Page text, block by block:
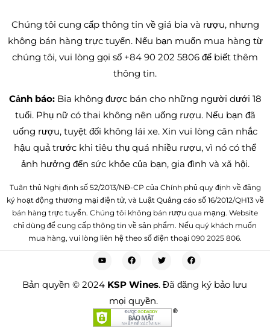
Chúng tôi cung cấp thông tin về giá bia và rượu, nhưng
không bán hàng trực tuyến. Nếu bạn muốn mua hàng từ
chúng tôi, vui lòng gọi số +84 90 202 5806 để biết thêm
thông tin.
Cảnh báo:Bia không được bán cho những người dưới 18
tuổi. Phụ nữ có thai không nên uống rượu. Nếu bạn đã
uống rượu, tuyệt đối không lái xe. Xin vui lòng cân nhắc
hậu quả trước khi tiêu thụ quá nhiều rượu, vì nó có thể
ảnh hưởng đến sức khỏe của bạn, gia đình và xã hội.
Tuân thủ Nghị định số 52/2013/NĐ-CP của Chính phủ quy định về đăng
ký hoạt động thương mại điện tử, và Luật Quảng cáo số 16/2012/QH13 về
bán hàng trực tuyến. Chúng tôi không bán rượu qua mạng. Website
chỉ dùng để cung cấp thông tin về sản phẩm. Nếu quý khách muốn
mua hàng, vui lòng liên hệ theo số điện thoại 090 2025 806.
Bản quyền © 2024 KSP Wines. Đã đăng ký bảo lưu
mọi quyền.